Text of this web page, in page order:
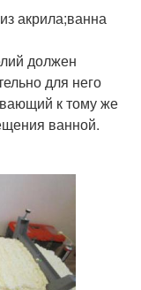
акрила;ванна
должен
для него
к тому же
ванной.